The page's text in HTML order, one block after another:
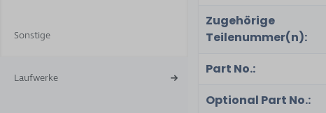
Sonstige
Laufwerke
Zugehörige
Teilenummer(n):
Part No.:
Optional Part No.: